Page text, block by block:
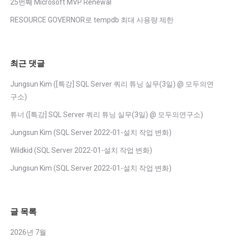
25번째 Microsoft MVP Renewal
RESOURCE GOVERNOR로 tempdb 최대 사용량 제한
최근 댓글
Jungsun Kim ( [특강] SQL Server 쿼리 튜닝 실무(3일) @ 모두의연
구소)
튜너 ( [특강] SQL Server 쿼리 튜닝 실무(3일) @ 모두의연구소)
Jungsun Kim (SQL Server 2022-01-설치 작업 변화)
Wildkid (SQL Server 2022-01-설치 작업 변화)
Jungsun Kim (SQL Server 2022-01-설치 작업 변화)
글 목록
2026년 7월